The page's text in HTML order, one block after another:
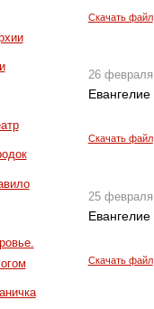
Скачать файл
26
Скачать файл
25
Скачать файл